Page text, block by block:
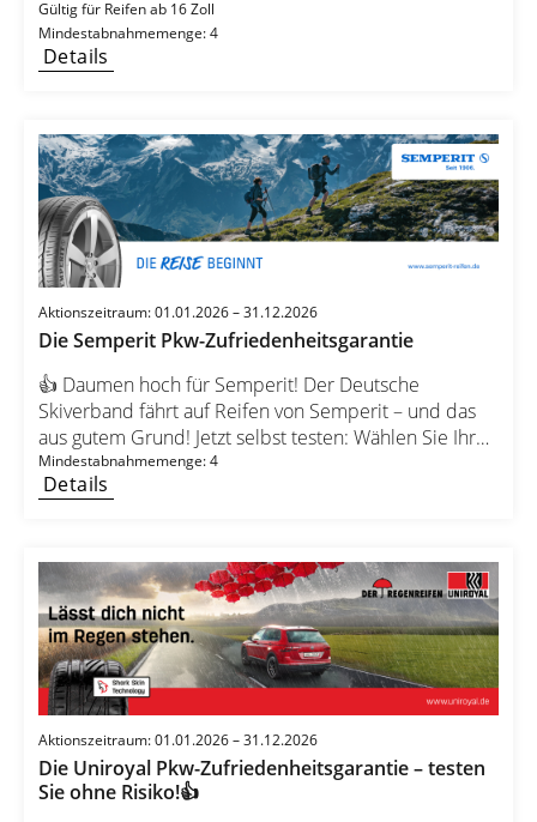
Wert von bis zu 40 € 🛠️💳 – wahlweise für Inspektion,
Ölwechsel oder Reifenservice. Sichern Sie sich Ihre
Reifen 🛞 und gleichzeitig ein Rundum-sorglos-Paket
Gültig für Reifen ab 16 Zoll
Mindestabnahmemenge: 4
Details
Aktionszeitraum: 01.01.2026 – 31.12.2026
Die Semperit Pkw-Zufriedenheitsgarantie
👍 Daumen hoch für Semperit! Der Deutsche
Skiverband fährt auf Reifen von Semperit – und das
aus gutem Grund! Jetzt selbst testen: Wählen Sie Ihren
Semperit-Reifensatz und fahren Sie 14 Tage völlig
risikofrei. 🚗💨 ✅ Nicht zufrieden? Wir erstatten
Ihre Semperit-Reifen noch heute! 🛞
Mindestabnahmemenge: 4
Details
Aktionszeitraum: 01.01.2026 – 31.12.2026
Die Uniroyal Pkw-Zufriedenheitsgarantie – testen
Sie ohne Risiko!👍